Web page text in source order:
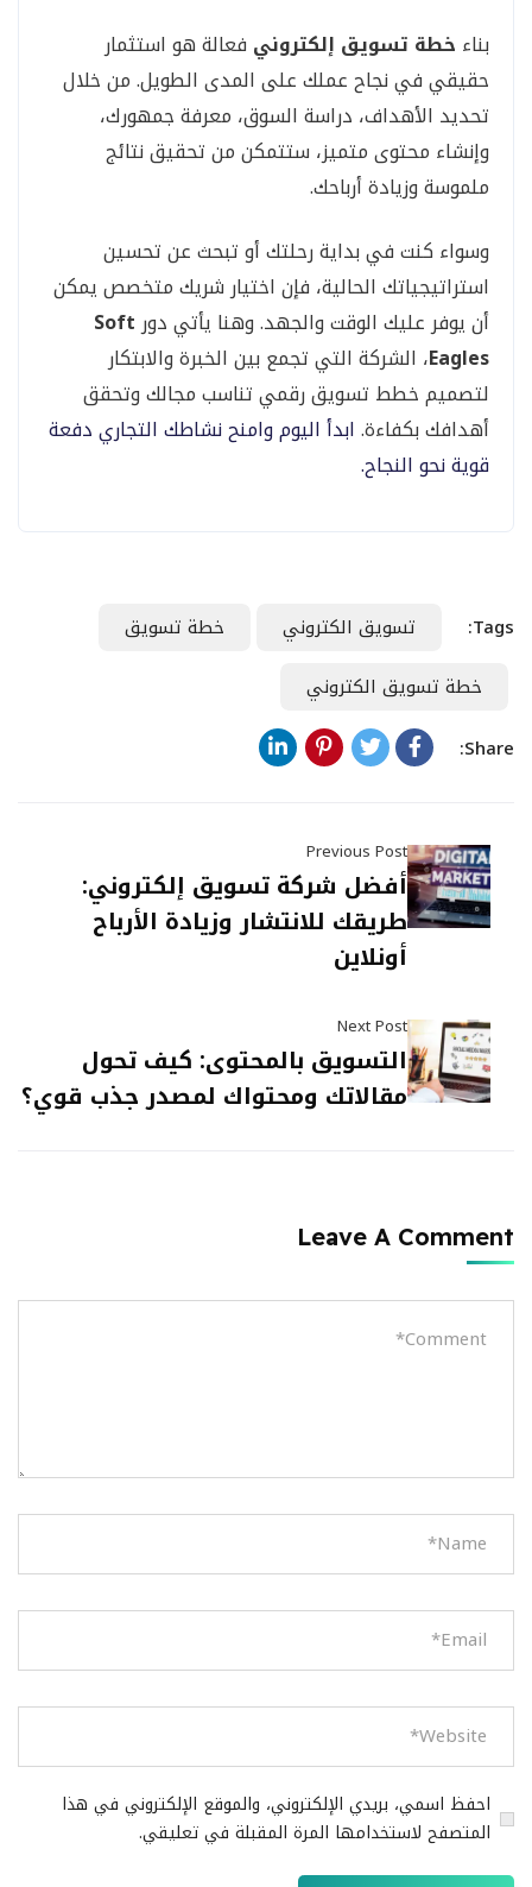
بناء خطة تسويق إلكتروني فعالة هو استثمار
حقيقي في نجاح عملك على المدى الطويل. من خلال
تحديد الأهداف، دراسة السوق، معرفة جمهورك،
وإنشاء محتوى متميز، ستتمكن من تحقيق نتائج
ملموسة وزيادة أرباحك.
وسواء كنت في بداية رحلتك أو تبحث عن تحسين
استراتيجياتك الحالية، فإن اختيار شريك متخصص يمكن
أن يوفر عليك الوقت والجهد. وهنا يأتي دورSoft
Eagles، الشركة التي تجمع بين الخبرة والابتكار
لتصميم خطط تسويق رقمي تناسب مجالك وتحقق
أهدافك بكفاءة.ابدأ اليوم وامنح نشاطك التجاري دفعة
قوية نحو النجاح.
Tags: تسويق الكتروني
خطة تسويق
خطة تسويق الكتروني
Share:
Previous Post
أفضل شركة تسويق إلكتروني:
طريقك للانتشار وزيادة الأرباح
أونلاين
Next Post
التسويق بالمحتوى: كيف تحول
مقالاتك ومحتواك لمصدر جذب قوي؟
Leave A Comment
احفظ اسمي، بريدي الإلكتروني، والموقع الإلكتروني في هذا
المتصفح لاستخدامها المرة المقبلة في تعليقي.